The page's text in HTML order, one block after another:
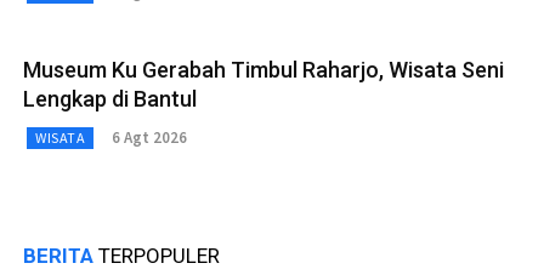
Museum Ku Gerabah Timbul Raharjo, Wisata Seni
Lengkap di Bantul
WISATA 6 Agt 2026
BERITA TERPOPULER